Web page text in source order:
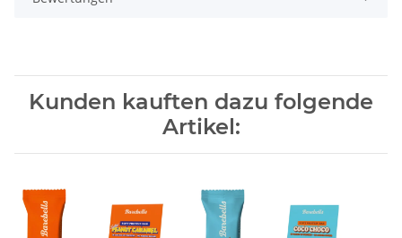
Kunden kauften dazu folgende
Artikel: